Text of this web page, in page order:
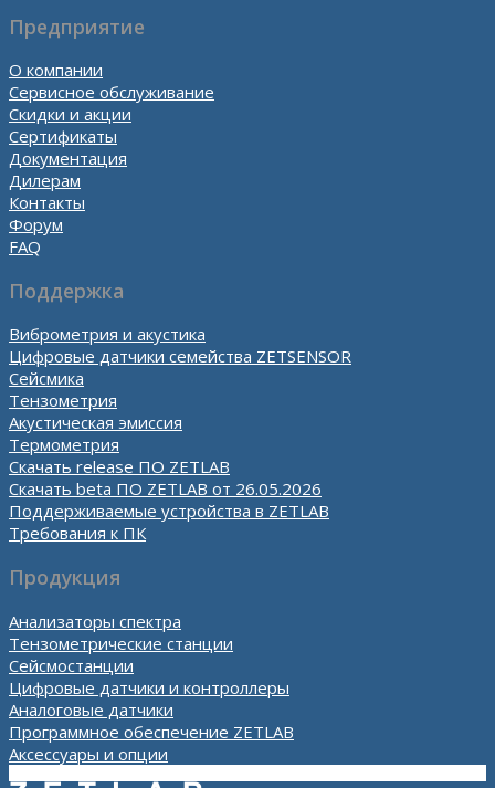
Предприятие
О компании
Сервисное обслуживание
Скидки и акции
Сертификаты
Документация
Дилерам
Контакты
Форум
FAQ
Поддержка
Виброметрия и акустика
Цифровые датчики семейства ZETSENSOR
Сейсмика
Тензометрия
Акустическая эмиссия
Термометрия
Скачать release ПО ZETLAB
Скачать beta ПО ZETLAB от 26.05.2026
Поддерживаемые устройства в ZETLAB
Требования к ПК
Продукция
Анализаторы спектра
Тензометрические станции
Сейсмостанции
Цифровые датчики и контроллеры
Аналоговые датчики
Программное обеспечение ZETLAB
Аксессуары и опции